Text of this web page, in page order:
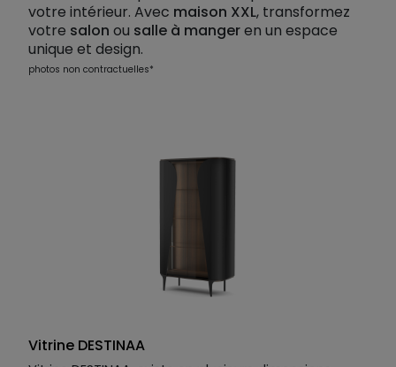
votre intérieur. Avec maison XXL, transformez
votre salon ou salle à mangeren un espace
unique et design.
photos non contractuelles*
Vitrine DESTINAA